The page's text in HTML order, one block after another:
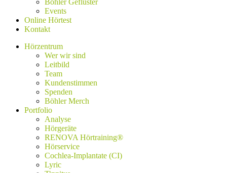
Events
Online Hörtest
Kontakt
Hörzentrum
Wer wir sind
Leitbild
Team
Kundenstimmen
Spenden
Böhler Merch
Portfolio
Analyse
Hörgeräte
RENOVA Hörtraining®
Hörservice
Cochlea-Implantate (CI)
Lyric